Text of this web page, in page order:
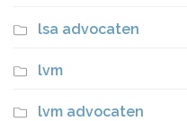
lsa advocaten
lvm
lvm advocaten